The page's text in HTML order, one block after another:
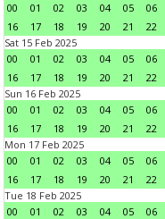
00
01 02 03 04 05 06
16
17 18 19 20 21 22
Sat 15 Feb 2025
00
01 02 03 04 05 06
16
17 18 19 20 21 22
Sun 16 Feb 2025
00
01 02 03 04 05 06
16
17 18 19 20 21 22
Mon 17 Feb 2025
00
01 02 03 04 05 06
16
17 18 19 20 21 22
Tue 18 Feb 2025
00
01 02 03 04 05 06